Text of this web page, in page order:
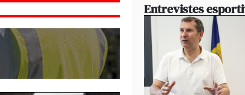
Entrevistes